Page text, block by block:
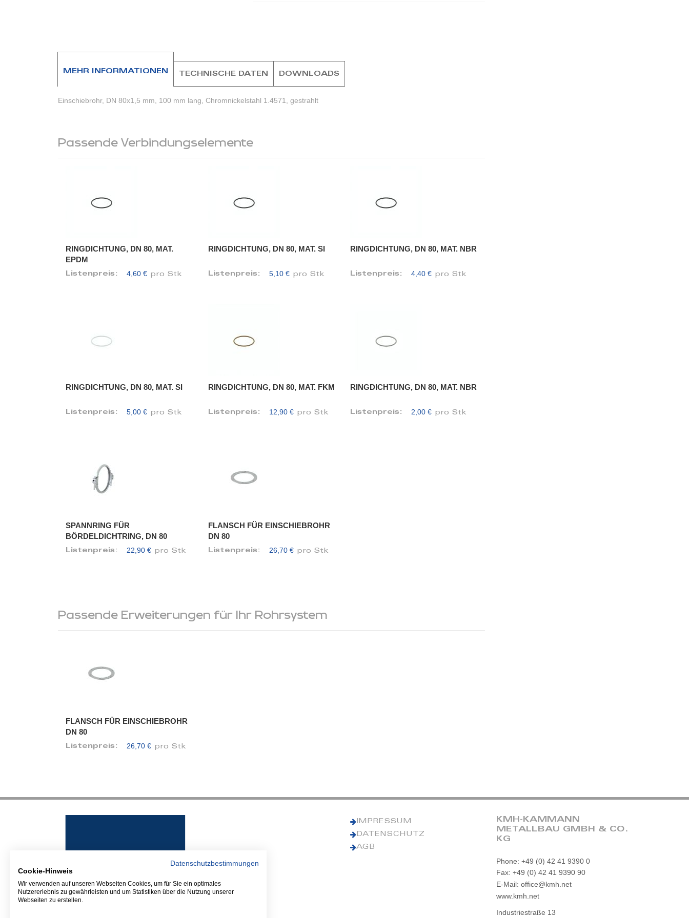
MEHR INFORMATIONEN
Einschiebrohr, DN 80x1,5 mm, 100 mm lang, Chromnickelstahl 1.4571, gestrahlt
TECHNISCHE DATEN DOWNLOADS
Passende Verbindungselemente
RINGDICHTUNG, DN 80, MAT.
EPDM
Listenpreis: 4,60 € pro Stk
RINGDICHTUNG, DN 80, MAT. SI
Listenpreis: 5,10 € pro Stk
RINGDICHTUNG, DN 80, MAT. NBR
Listenpreis: 4,40 € pro Stk
RINGDICHTUNG, DN 80, MAT. SI
Listenpreis: 5,00 € pro Stk
RINGDICHTUNG, DN 80, MAT. FKM
Listenpreis: 12,90 € pro Stk
RINGDICHTUNG, DN 80, MAT. NBR
Listenpreis: 2,00 € pro Stk
SPANNRING FÜR
BÖRDELDICHTRING, DN 80
Listenpreis: 22,90 € pro Stk
FLANSCH FÜR EINSCHIEBROHR
DN 80
Listenpreis: 26,70 € pro Stk
Passende Erweiterungen für Ihr Rohrsystem
FLANSCH FÜR EINSCHIEBROHR
DN 80
Listenpreis: 26,70 € pro Stk
IMPRESSUM
DATENSCHUTZ
AGB
KMH-KAMMANN
METALLBAU GMBH & CO.
KG
Phone: +49 (0) 42 41 9390 0
Fax: +49 (0) 42 41 9390 90
E-Mail: office@kmh.net
www.kmh.net
Industriestraße 13
Datenschutzbestimmungen
Cookie-Hinweis
Wir verwenden auf unseren Webseiten Cookies, um für Sie ein optimales
Nutzererlebnis zu gewährleisten und um Statistiken über die Nutzung unserer
Webseiten zu erstellen.